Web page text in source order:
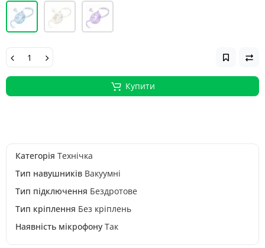
Купити
Категорія Технічка
Тип навушників Вакуумні
Тип підключення Бездротове
Тип кріплення Без кріплень
Наявність мікрофону Так